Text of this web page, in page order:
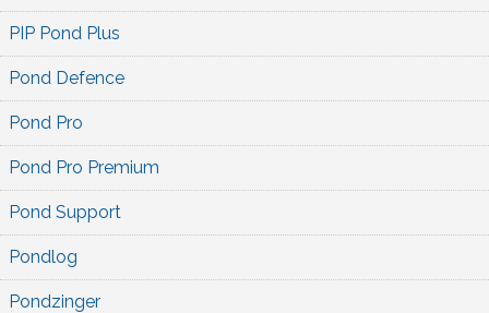
PIP Pond Plus
Pond Defence
Pond Pro
Pond Pro Premium
Pond Support
Pondlog
Pondzinger